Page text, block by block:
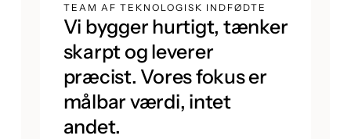
TEAM AF TEKNOLOGISK INDFØDTE
Vi bygger hurtigt, tænker
skarpt og leverer
præcist. Vores fokus er
målbar værdi, intet
andet.